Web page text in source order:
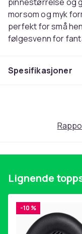
morsom og myk
perfekt for små
følgesvenn for
unike kropper
neste episke kamp.
Røde Hulk
Green Goblin
Venom
Miles Morales
Spesifikasjoner
Lignende
-10 %